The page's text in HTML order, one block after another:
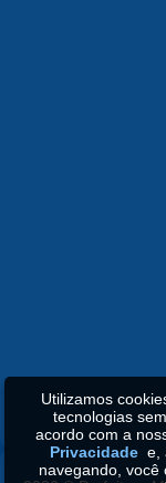
Utilizamos
tecnologias
acordo com a
Privacidadee,
navegando, você